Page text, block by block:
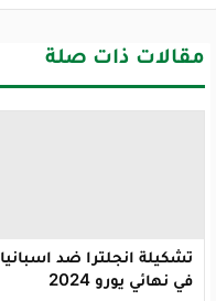
مقالات ذات صلة
تشكيلة انجلترا ضد اسبانيا
في نهائي يورو 2024